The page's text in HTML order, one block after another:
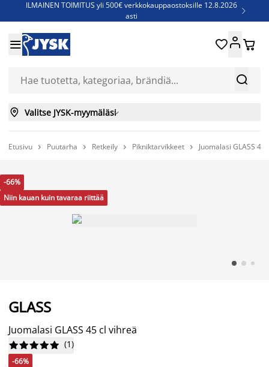
ILMAINEN TOIMITUS yli 500€ verkkokauppaostoksille 12.8.2026
asti

Jenkkisänkyjä - Säästä jopa 60%


 
 Valitse JYSK-myymäläsi
Etusivu  Puutarha  Retkeily  Pikniktarvikkeet  Juomalasi GLASS
-66%
Niin kauan kuin tavaraa riittää
GLASS
Juomalasi GLASS 45 cl vihreä





 (1)
-66%